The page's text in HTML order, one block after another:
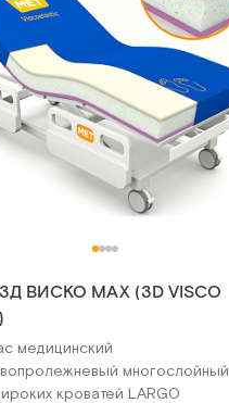
ВИСКО MAX (3D VISCO
медицинский
многослойный
кроватей LARGO